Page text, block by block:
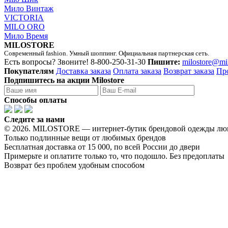
Мило Винтаж
VICTORIA
MILO ORO
Мило Время
MILOSTORE
Современный fashion. Умный шоппинг. Официальная партнерская сеть.
Есть вопросы? Звоните! 8-800-250-31-30 Пишите:
Покупателям Доставка заказа Оплата заказа Возврат заказа
Подпишитесь на акции Milostore
Способы оплаты
Следите за нами
© 2026. MILOSTORE — интернет-бутик брендовой одежды
Только подлинные вещи от любимых брендов
Бесплатная доставка от 15 000, по всей России до двери
Примерьте и оплатите только то, что подошло. Без предоплаты
Возврат без проблем удобным способом